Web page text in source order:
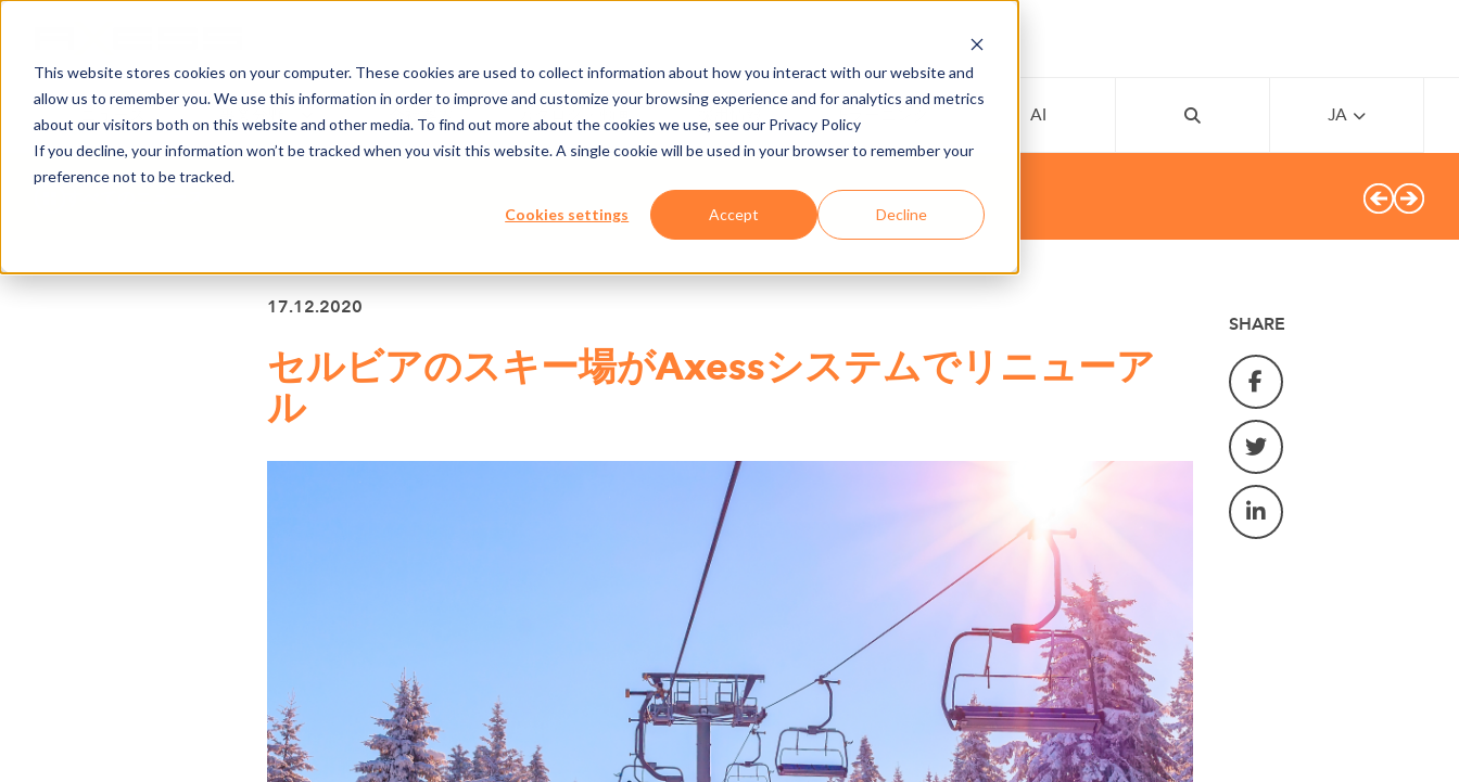
This website stores cookies on your computer. These cookies are used to collect information about how you interact with our website and
allow us to remember you. We use this information in order to improve and customize your browsing experience and for analytics and metrics
about our visitors both on this website and other media. To find out more about the cookies we use, see our Privacy Policy
If you decline, your information won’t be tracked when you visit this website. A single cookie will be used in your browser to remember your
preference not to be tracked.
Cookies settings Accept Decline
ニュース 事業分野 会社案内 カタログ・動画 Eラーニング AI JA
SHARE
17.12.2020
セルビアのスキー場がAxessシステムでリニューア
ル